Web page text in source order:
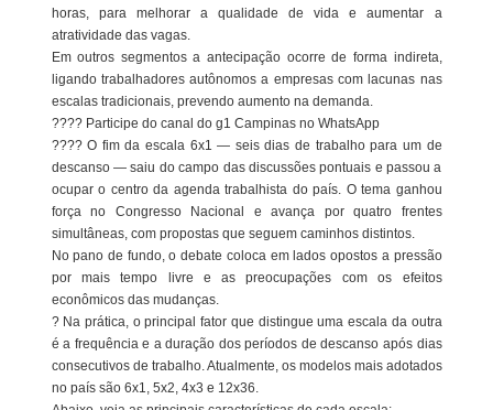
horas, para melhorar a qualidade de vida e aumentar a
atratividade das vagas.
Em outros segmentos a antecipação ocorre de forma indireta,
ligando trabalhadores autônomos a empresas com lacunas nas
escalas tradicionais, prevendo aumento na demanda.
???? Participe do canal do g1 Campinas no WhatsApp
???? O fim da escala 6x1 — seis dias de trabalho para um de
descanso — saiu do campo das discussões pontuais e passou a
ocupar o centro da agenda trabalhista do país. O tema ganhou
força no Congresso Nacional e avança por quatro frentes
simultâneas, com propostas que seguem caminhos distintos.
No pano de fundo, o debate coloca em lados opostos a pressão
por mais tempo livre e as preocupações com os efeitos
econômicos das mudanças.
? Na prática, o principal fator que distingue uma escala da outra
é a frequência e a duração dos períodos de descanso após dias
consecutivos de trabalho. Atualmente, os modelos mais adotados
no país são 6x1, 5x2, 4x3 e 12x36.